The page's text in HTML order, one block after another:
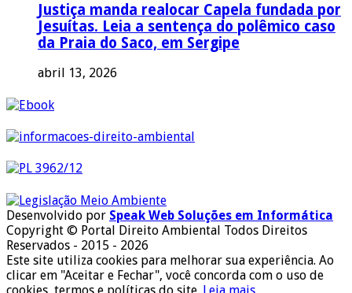
Justiça manda realocar Capela fundada por
Jesuítas. Leia a sentença do polêmico caso
da Praia do Saco, em Sergipe
abril 13, 2026
Desenvolvido por Speak Web Soluções em Informática
Copyright © Portal Direito Ambiental Todos Direitos
Reservados - 2015 - 2026
Este site utiliza cookies para melhorar sua experiência. Ao
clicar em "Aceitar e Fechar", você concorda com o uso de
cookies, termos e políticas do site. Leia mais